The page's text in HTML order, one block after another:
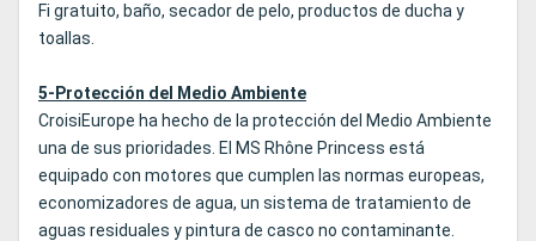
Fi gratuito, baño, secador de pelo, productos de ducha y
toallas.
5-Protección del Medio Ambiente
CroisiEurope ha hecho de la protección del Medio Ambiente
una de sus prioridades. El MS Rhône Princess está
equipado con motores que cumplen las normas europeas,
economizadores de agua, un sistema de tratamiento de
aguas residuales y pintura de casco no contaminante.